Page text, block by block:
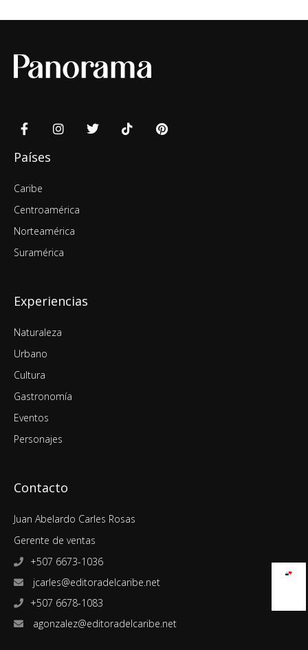
Países
Caribe
Centroamérica
Norteamérica
Suramérica
Experiencias
Naturaleza
Urbano
Cultura
Gastronomía
Eventos
Personajes
Contacto
Juan Abelardo Carles Rosas
Gerente de ventas
+507 6673-1036
jcarles@editoradelcaribe.net
+507 6678-1083
agonzalez@editoradelcaribe.net